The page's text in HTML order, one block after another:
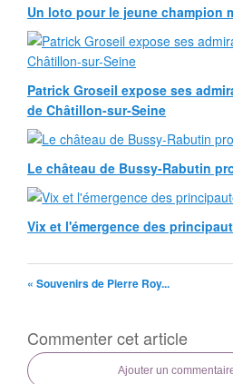
Un loto pour le jeune champion
Patrick Groseil expose ses
de Châtillon-sur-Seine
Le château de Bussy-Rabutin
Vix et l'émergence des
« Souvenirs de Pierre Roy...
Commenter cet article
Ajouter un